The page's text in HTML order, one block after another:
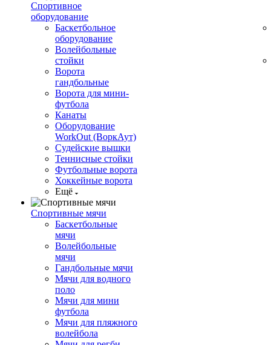
Спортивное
оборудование
Баскетбольное
оборудование
Волейбольные
стойки
Ворота
гандбольные
Ворота для мини-
футбола
Канаты
Оборудование
WorkOut (ВоркАут)
Судейские вышки
Теннисные стойки
Футбольные ворота
Хоккейные ворота
Ещё
Спортивные мячи
Баскетбольные
мячи
Волейбольные
мячи
Гандбольные мячи
Мячи для водного
поло
Мячи для мини
футбола
Мячи для пляжного
волейбола